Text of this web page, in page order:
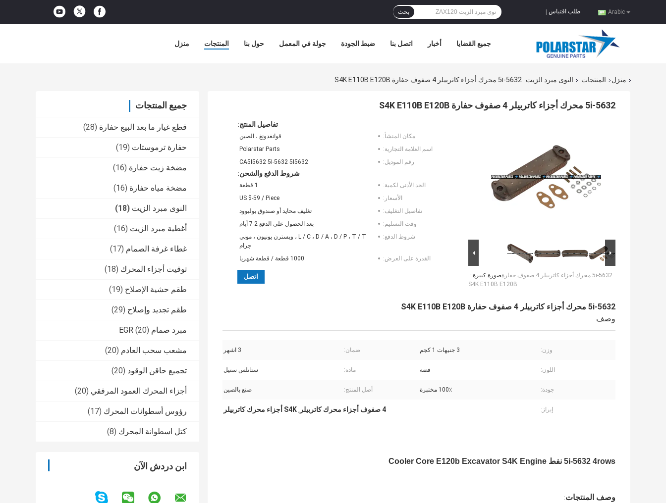
Arabic طلب اقتباس بحث
منزل المنتجات حول بنا جولة في المعمل ضبط الجودة اتصل بنا أخبار جميع القضايا
منزل المنتجات النوى مبرد الزيت 5i-5632 محرك أجزاء كاتربيلر 4 صفوف حفارة S4K E110B E120B
جميع المنتجات
قطع غيار ما بعد البيع حفارة (28)
حفارة ترموستات (19)
مضخة زيت حفارة (16)
مضخة مياه حفارة (16)
النوى مبرد الزيت (18)
أغطية مبرد الزيت (16)
غطاء غرفة الصمام (17)
توقيت أجزاء المحرك (18)
طقم حشية الإصلاح (19)
طقم تجديد وإصلاح (29)
مبرد صمام EGR (20)
مشعب سحب العادم (20)
تجميع حاقن الوقود (20)
أجزاء المحرك العمود المرفقي (20)
رؤوس أسطوانات المحرك (17)
كتل اسطوانة المحرك (8)
ابن دردش الآن
5i-5632 محرك أجزاء كاتربيلر 4 صفوف حفارة S4K E110B E120B
صورة كبيرة :5i-5632 محرك أجزاء كاتربيلر 4 صفوف حفارة
S4K E110B E120B
تفاصيل المنتج:
مكان المنشأ:
قوانغدونغ ، الصين
اسم العلامة التجارية:
Polarstar Parts
رقم الموديل:
CA5I5632 5I-5632 5I5632
شروط الدفع والشحن:
الحد الأدنى لكمية:
1 قطعة
الأسعار:
US $-59 / Piece
تفاصيل التغليف:
تغليف محايد أو صندوق بوليوود
وقت التسليم:
بعد الحصول على الدفع 2-7 أيام
شروط الدفع:
L / C ، D / A ، D / P ، T / T ، ويسترن يونيون ، موني
جرام
القدرة على العرض:
1000 قطعة / قطعة شهريا
اتصل
5i-5632 محرك أجزاء كاتربيلر 4 صفوف حفارة S4K E110B E120B
وصف
وزن: 3 جنيهات 1 كجم ضمان: 3 اشهر
اللون: فضة مادة: ستانلس ستيل
جودة: 100٪ مختبرة أصل المنتج: صنع بالصين
إبراز: 4 صفوف أجزاء محرك كاتربيلر , S4K أجزاء محرك كاتربيلر
5i-5632 4rows نفط Cooler Core E120b Excavator S4K Engine
وصف المنتجات: